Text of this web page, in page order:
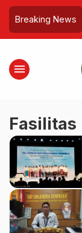
Breaking News
Baik! Media
Etik, Dewan
Hak Jawab
menu
Fasilitas